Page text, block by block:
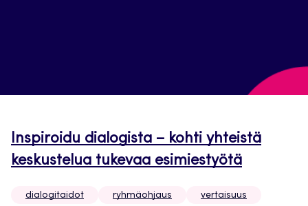
Inspiroidu dialogista – kohti yhteistä
keskustelua tukevaa esimiestyötä
dialogitaidot ryhmäohjaus vertaisuus